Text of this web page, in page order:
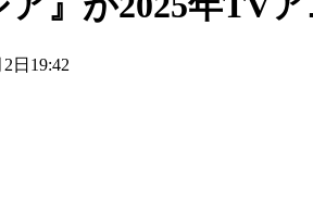
日19:42